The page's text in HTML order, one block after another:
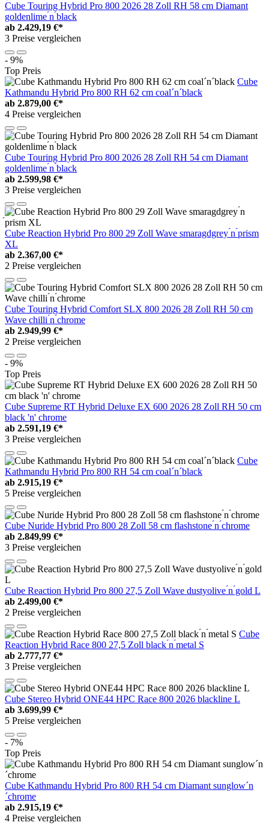
Cube Touring Hybrid Pro 800 2026 28 Zoll RH 58 cm Diamant
goldenlime ́n ́black
ab 2.429,19 €*
3 Preise vergleichen
- 9%
Top Preis
Cube
Kathmandu Hybrid Pro 800 RH 62 cm coal´n´black
ab 2.879,00 €*
4 Preise vergleichen
Cube Touring Hybrid Pro 800 2026 28 Zoll RH 54 cm Diamant
goldenlime ́n ́black
ab 2.599,98 €*
3 Preise vergleichen
Cube Reaction Hybrid Pro 800 29 Zoll Wave smaragdgrey ́n ́prism
XL
ab 2.367,00 €*
2 Preise vergleichen
Cube Touring Hybrid Comfort SLX 800 2026 28 Zoll RH 50 cm
Wave chilli ́n ́chrome
ab 2.949,99 €*
2 Preise vergleichen
- 9%
Top Preis
Cube Supreme RT Hybrid Deluxe EX 600 2026 28 Zoll RH 50 cm
black 'n' chrome
ab 2.591,19 €*
3 Preise vergleichen
Cube
Kathmandu Hybrid Pro 800 RH 54 cm coal´n´black
ab 2.915,19 €*
5 Preise vergleichen
Cube Nuride Hybrid Pro 800 28 Zoll 58 cm flashstone ́n ́chrome
ab 2.849,99 €*
3 Preise vergleichen
Cube Reaction Hybrid Pro 800 27,5 Zoll Wave dustyolive ́n ́gold L
ab 2.499,00 €*
2 Preise vergleichen
Cube
Reaction Hybrid Race 800 27,5 Zoll black ́n ́metal S
ab 2.777,77 €*
3 Preise vergleichen
Cube Stereo Hybrid ONE44 HPC Race 800 2026 blackline L
ab 3.699,99 €*
5 Preise vergleichen
- 7%
Top Preis
Cube Kathmandu Hybrid Pro 800 RH 54 cm Diamant sunglow´n
´chrome
ab 2.915,19 €*
4 Preise vergleichen